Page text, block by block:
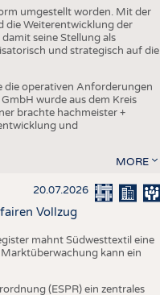
umgestellt worden. Mit der
die Weiterentwicklung der
seine Stellung als
und strategisch auf die
die operativen Anforderungen
wurde aus dem Kreis
brachte hachmeister +
und
MORE
20.07.2026
Vollzug
mahnt Südwesttextil eine
kann ein
(ESPR) ein zentrales